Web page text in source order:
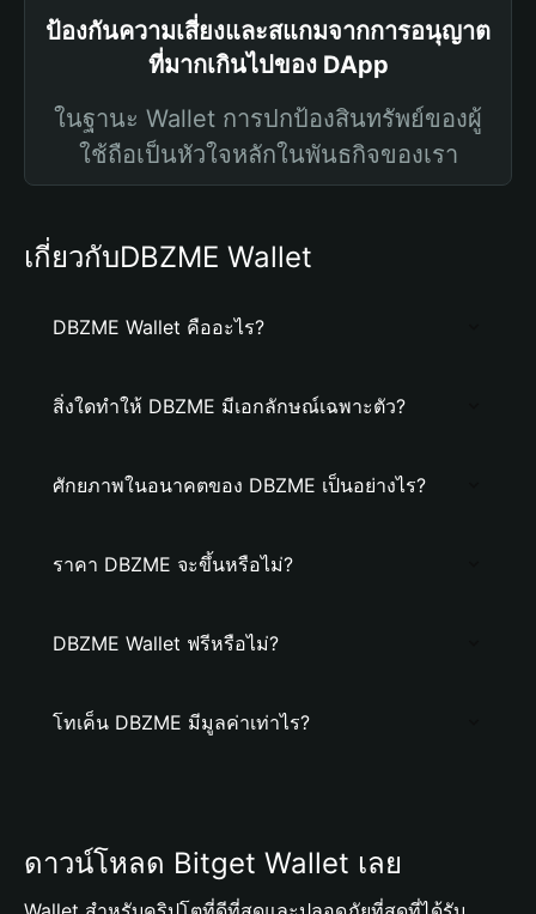
ป้องกันความเสี่ยงและสแกมจากการอนุญาต
ที่มากเกินไปของ DApp
ในฐานะ Wallet การปกป้องสินทรัพย์ของผู้
ใช้ถือเป็นหัวใจหลักในพันธกิจของเรา
เกี่ยวกับDBZME Wallet
DBZME Wallet คืออะไร?
สิ่งใดทำให้ DBZME มีเอกลักษณ์เฉพาะตัว?
ศักยภาพในอนาคตของ DBZME เป็นอย่างไร?
ราคา DBZME จะขึ้นหรือไม่?
DBZME Wallet ฟรีหรือไม่?
โทเค็น DBZME มีมูลค่าเท่าไร?
ดาวน์โหลด Bitget Wallet เลย